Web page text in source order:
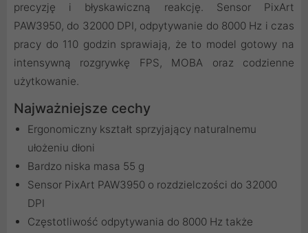
precyzję i błyskawiczną reakcję. Sensor PixArt
PAW3950, do 32000 DPI, odpytywanie do 8000 Hz i czas
pracy do 110 godzin sprawiają, że to model gotowy na
intensywną rozgrywkę FPS, MOBA oraz codzienne
użytkowanie.
Najważniejsze cechy
Ergonomiczny kształt sprzyjający naturalnemu
ułożeniu dłoni
Bardzo niska masa 55 g
Sensor PixArt PAW3950 o rozdzielczości do 32000
DPI
Częstotliwość odpytywania do 8000 Hz także